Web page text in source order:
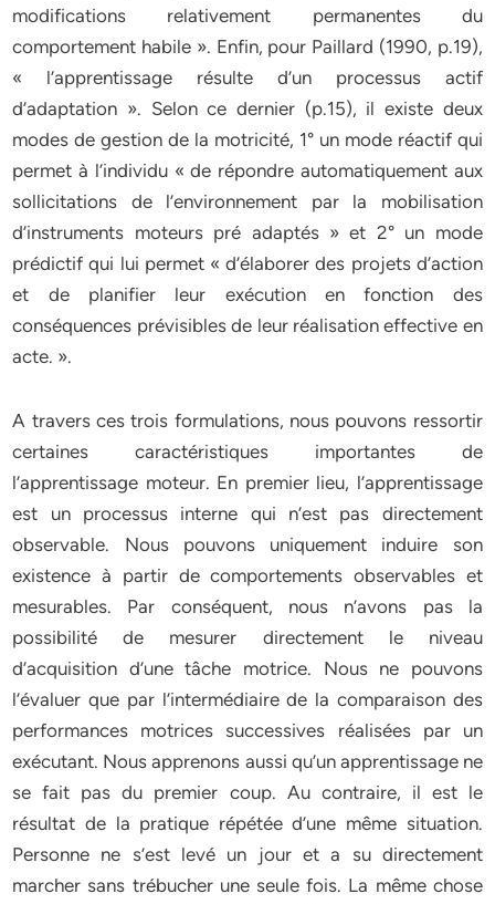
modifications relativement permanentes du
comportement habile ». Enfin, pour Paillard (1990, p.19),
« l’apprentissage résulte d’un processus actif
d’adaptation ». Selon ce dernier (p.15), il existe deux
modes de gestion de la motricité, 1° un mode réactif qui
permet à l’individu « de répondre automatiquement aux
sollicitations de l’environnement par la mobilisation
d’instruments moteurs pré adaptés » et 2° un mode
prédictif qui lui permet « d’élaborer des projets d’action
et de planifier leur exécution en fonction des
conséquences prévisibles de leur réalisation effective en
acte. ».
A travers ces trois formulations, nous pouvons ressortir
certaines caractéristiques importantes de
l’apprentissage moteur. En premier lieu, l’apprentissage
est un processus interne qui n’est pas directement
observable. Nous pouvons uniquement induire son
existence à partir de comportements observables et
mesurables. Par conséquent, nous n’avons pas la
possibilité de mesurer directement le niveau
d’acquisition d’une tâche motrice. Nous ne pouvons
l’évaluer que par l’intermédiaire de la comparaison des
performances motrices successives réalisées par un
exécutant. Nous apprenons aussi qu’un apprentissage ne
se fait pas du premier coup. Au contraire, il est le
résultat de la pratique répétée d’une même situation.
Personne ne s’est levé un jour et a su directement
marcher sans trébucher une seule fois. La même chose